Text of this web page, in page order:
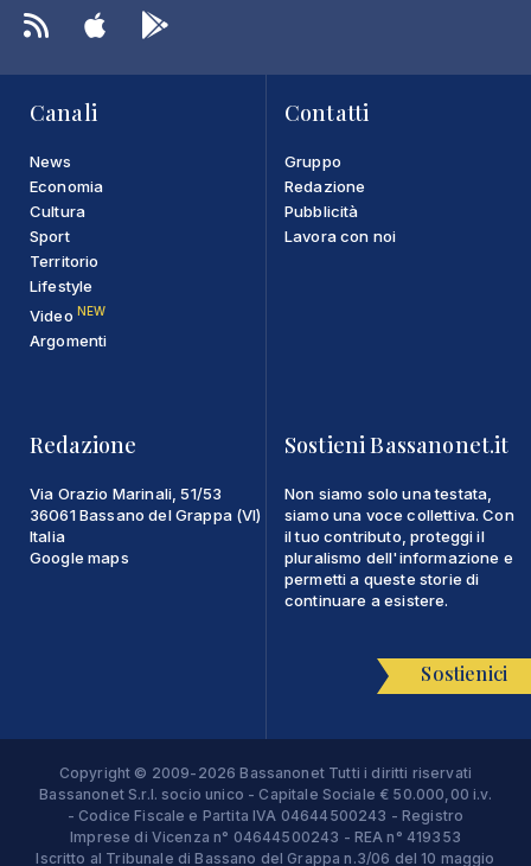
Canali
News
Economia
Cultura
Sport
Territorio
Lifestyle
Video NEW
Argomenti
Contatti
Gruppo
Redazione
Pubblicità
Lavora con noi
Redazione
Via Orazio Marinali, 51/53
36061 Bassano del Grappa (VI)
Italia
Google maps
Sostieni Bassanonet.it
Non siamo solo una testata,
siamo una voce collettiva. Con
il tuo contributo, proteggi il
pluralismo dell'informazione e
permetti a queste storie di
continuare a esistere.
Sostienici
Copyright © 2009-2026 Bassanonet Tutti i diritti riservati
Bassanonet S.r.l. socio unico - Capitale Sociale € 50.000,00 i.v.
- Codice Fiscale e Partita IVA 04644500243 - Registro
Imprese di Vicenza n° 04644500243 - REA n° 419353
Iscritto al Tribunale di Bassano del Grappa n.3/06 del 10 maggio